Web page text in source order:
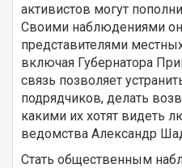
активистов могут
Своими наблюдениями
представителями
включая Губернатора
связь позволяет
подрядчиков, делать
какими их хотят видеть
ведомства Александр
Стать общественным